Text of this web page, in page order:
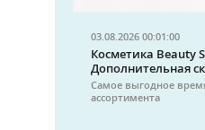
03.08.2026 00:01:00
Косметика Beauty
Дополнительная
Самое выгодное
ассортимента